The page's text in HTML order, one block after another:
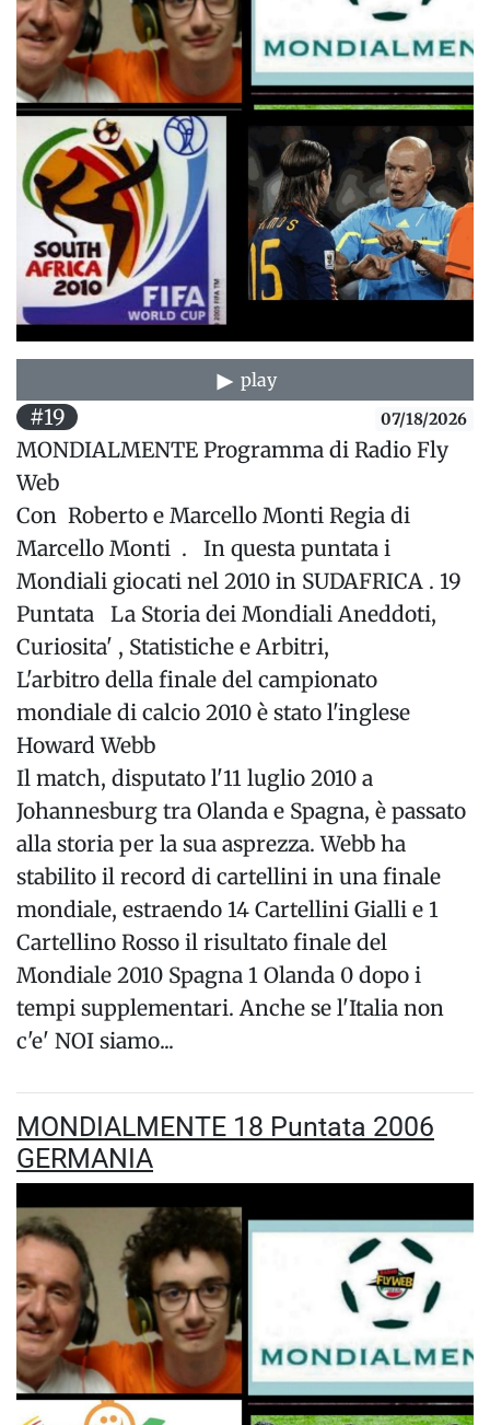
play
#19 07/18/2026
MONDIALMENTE Programma di Radio Fly
Web
Con Roberto e Marcello Monti Regia di
Marcello Monti . In questa puntata i
Mondiali giocati nel 2010 in SUDAFRICA . 19
Puntata La Storia dei Mondiali Aneddoti,
Curiosita' , Statistiche e Arbitri,
L'arbitro della finale del campionato
mondiale di calcio 2010 è stato l'inglese
Howard Webb
Il match, disputato l'11 luglio 2010 a
Johannesburg tra Olanda e Spagna, è passato
alla storia per la sua asprezza. Webb ha
stabilito il record di cartellini in una finale
mondiale, estraendo 14 Cartellini Gialli e 1
Cartellino Rosso il risultato finale del
Mondiale 2010 Spagna 1 Olanda 0 dopo i
tempi supplementari. Anche se l'Italia non
c'e' NOI siamo...
MONDIALMENTE 18 Puntata 2006
GERMANIA